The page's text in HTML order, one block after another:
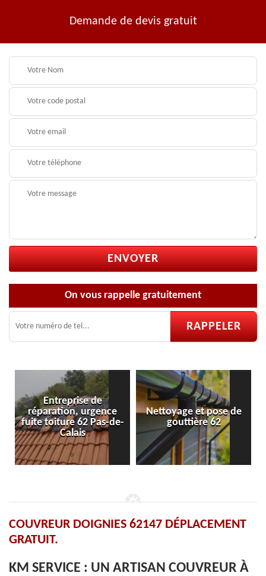
Demande de devis gratuit
On vous rappelle gratuitement
Entreprise de
réparation, urgence
fuite toiture 62 Pas-de-
Calais
Nettoyage et pose de
gouttière 62
COUVREUR DOIGNIES 62147 DÉPLACEMENT
GRATUIT.
KM SERVICE : UN ARTISAN COUVREUR À